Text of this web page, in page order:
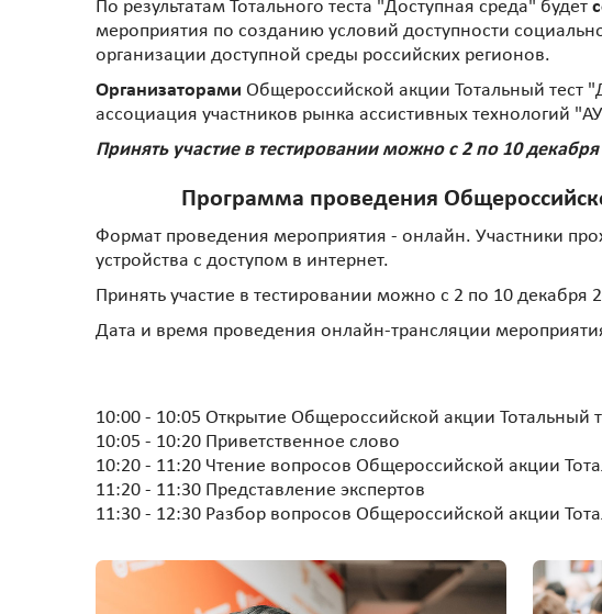
По результатам Тотального теста "Доступная среда" будет
мероприятия по созданию условий доступности
организации доступной среды российских регионов.
Организаторами Общероссийской акции Тотальный
ассоциация участников рынка ассистивных технологий
Принять участие в тестировании можно с 2 по 10
Программа проведения
Формат проведения мероприятия - онлайн. Участники
устройства с доступом в интернет.
Принять участие в тестировании можно с 2 по 10 декабря
Дата и время проведения онлайн-трансляции
10:00 - 10:05 Открытие Общероссийской акции Тотальный
10:05 - 10:20 Приветственное слово
10:20 - 11:20 Чтение вопросов Общероссийской акции
11:20 - 11:30 Представление экспертов
11:30 - 12:30 Разбор вопросов Общероссийской акции